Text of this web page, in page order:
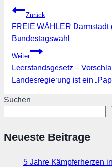
Zurück
FREIE WÄHLER Darmstadt
Bundestagswahl
Weiter
Leerstandsgesetz –
Landesregierung ist ein
Suchen
Neueste Beiträge
5 Jahre Kämpferherzen